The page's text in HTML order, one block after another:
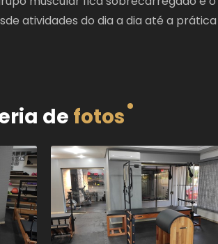
atividades do dia a dia até a prática
de fotos